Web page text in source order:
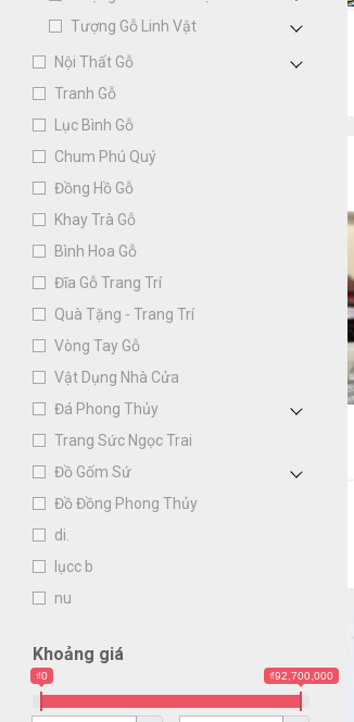
Tượng Gỗ Linh Vật
Nội Thất Gỗ
Tranh Gỗ
Lục Bình Gỗ
Chum Phú Quý
Đồng Hồ Gỗ
Khay Trà Gỗ
Bình Hoa Gỗ
Đĩa Gỗ Trang Trí
Quà Tặng - Trang Trí
Vòng Tay Gỗ
Vật Dụng Nhà Cửa
Đá Phong Thủy
Trang Sức Ngọc Trai
Đồ Gốm Sứ
Đồ Đồng Phong Thủy
di.
lụcc b
nu
Khoảng giá
₫0 ₫92,700,000